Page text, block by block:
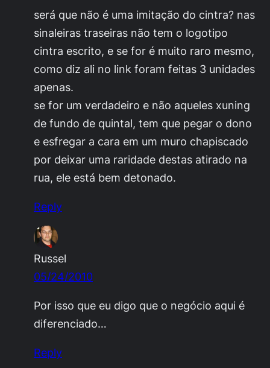
será que não é uma imitação do cintra? nas
sinaleiras traseiras não tem o logotipo
cintra escrito, e se for é muito raro mesmo,
como diz ali no link foram feitas 3 unidades
apenas.
se for um verdadeiro e não aqueles xuning
de fundo de quintal, tem que pegar o dono
e esfregar a cara em um muro chapiscado
por deixar uma raridade destas atirado na
rua, ele está bem detonado.
Reply
Russel
05/24/2010
Por isso que eu digo que o negócio aqui é
diferenciado…
Reply